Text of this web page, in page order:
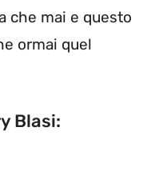
che mai e questo
ormai quel
Blasi: